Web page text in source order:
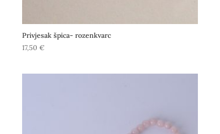
Privjesak špica- rozenkvarc
17,50 €